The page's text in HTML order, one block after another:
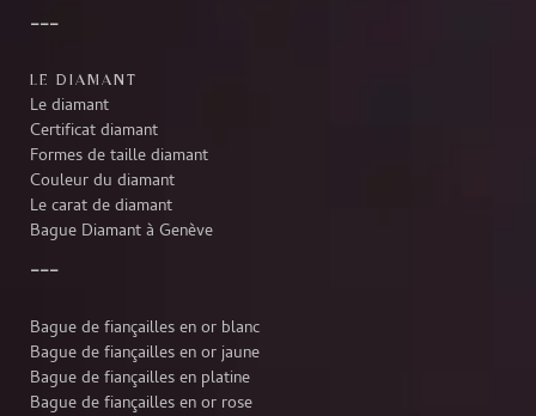
LE DIAMANT
Le diamant
Certificat diamant
Formes de taille diamant
Couleur du diamant
Le carat de diamant
Bague Diamant à Genève
Bague de fiançailles en or blanc
Bague de fiançailles en or jaune
Bague de fiançailles en platine
Bague de fiançailles en or rose